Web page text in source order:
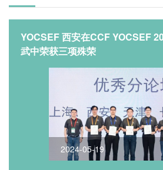
YOCSEF 西安在CCF YOCSEF
武中荣获三项殊荣
2024-05-19